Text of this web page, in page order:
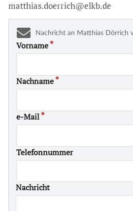
matthias.doerrich@elkb.de
Nachricht an Matthias Dörrich
Vorname
Nachname
e-Mail
Telefonnummer
Nachricht